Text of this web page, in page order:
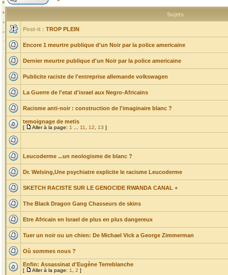
Sujets
Post-it : TROP PLEIN
Encore 1 meurtre publique d'un Noir par la police americaine
Dernier meurtre publique d'un Noir par la police americaine
Publicite raciste de l'entreprise allemande volkswagen
La Guerre de l'etat d'israel aux Negro-Africains
Racisme anti-noir : construction de l'imaginaire blanc ?
temoignage de metis
[ Aller à la page: 1 11 12 13 ]
Leucoderme ...un neologisme de blanc ?
Dr. Welsing,Une psychiatre explicite le racisme Leucoderme
SKETCH RACISTE SUR LE GENOCIDE RWANDA CANAL +
The Black Dragon Gang Chasseurs de skins
Etre Africain en Israel de plus en plus dangereux
Tuer un noir ou un chien: De Michael Vick a George Zimmerman
Où sommes nous ?
Enfin: Assassinat d'Eugène Terreblanche
[ Aller à la page: 1 2 ]